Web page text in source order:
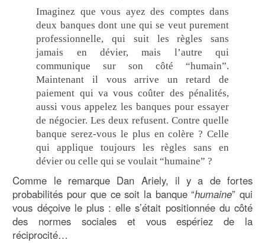
Imaginez que vous ayez des comptes dans
deux banques dont une qui se veut purement
professionnelle, qui suit les règles sans
jamais en dévier, mais l’autre qui
communique sur son côté “humain”.
Maintenant il vous arrive un retard de
paiement qui va vous coûter des pénalités,
aussi vous appelez les banques pour essayer
de négocier. Les deux refusent. Contre quelle
banque serez-vous le plus en colère ? Celle
qui applique toujours les règles sans en
dévier ou celle qui se voulait “humaine” ?
Comme le remarque Dan Ariely, il y a de fortes
probabilités pour que ce soit la banque “humaine” qui
vous déçoive le plus : elle s’était positionnée du côté
des normes sociales et vous espériez de la
réciprocité…